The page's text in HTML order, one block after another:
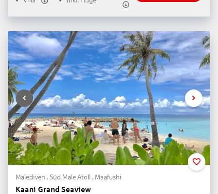
Malediven . Süd Male Atoll . Maafushi
Kaani Grand Seaview